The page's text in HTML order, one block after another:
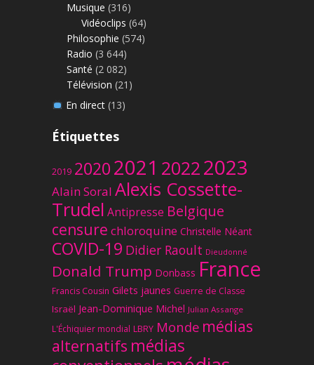
Musique (316)
Vidéoclips (64)
Philosophie (574)
Radio (3 644)
Santé (2 082)
Télévision (21)
En direct(13)
Étiquettes
2019 20202021 20222023
Alain Soral Alexis Cossette-
Trudel Antipresse Belgique
censure chloroquine Christelle Néant
COVID-19 Didier Raoult Dieudonné
Donald Trump Donbass France
Francis Cousin Gilets jaunes Guerre de Classe
Israël Jean-Dominique Michel Julian Assange
L'Échiquier mondial LBRY Monde médias
alternatifs médias